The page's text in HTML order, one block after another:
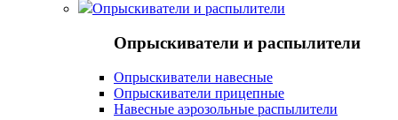
Опрыскиватели и распылители
Опрыскиватели и распылители
Опрыскиватели навесные
Опрыскиватели прицепные
Навесные аэрозольные распылители